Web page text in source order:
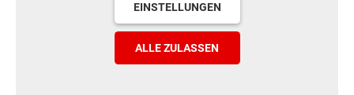
EINSTELLUNGEN
ALLE ZULASSEN